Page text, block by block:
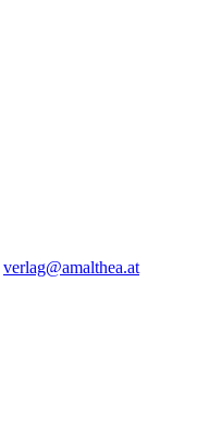
verlag@amalthea.at